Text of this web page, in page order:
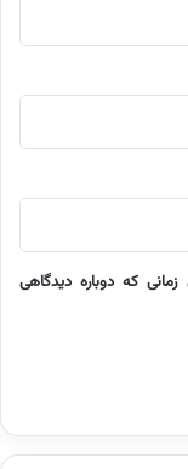
که دوباره دیدگاهی